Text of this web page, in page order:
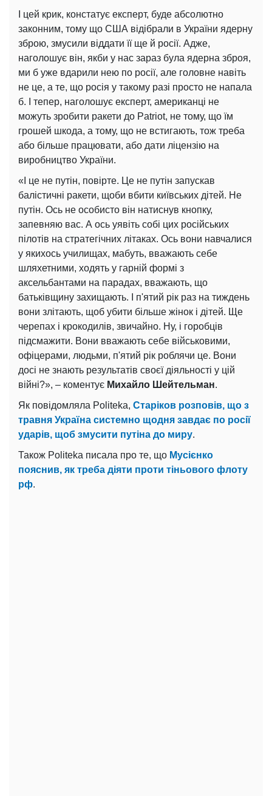
І цей крик, констатує експерт, буде абсолютно
законним, тому що США відібрали в України ядерну
зброю, змусили віддати її ще й росії. Адже,
наголошує він, якби у нас зараз була ядерна зброя,
ми б уже вдарили нею по росії, але головне навіть
не це, а те, що росія у такому разі просто не напала
б. І тепер, наголошує експерт, американці не
можуть зробити ракети до Patriot, не тому, що їм
грошей шкода, а тому, що не встигають, тож треба
або більше працювати, або дати ліцензію на
виробництво України.
«І це не путін, повірте. Це не путін запускав
балістичні ракети, щоби вбити київських дітей. Не
путін. Ось не особисто він натиснув кнопку,
запевняю вас. А ось уявіть собі цих російських
пілотів на стратегічних літаках. Ось вони навчалися
у якихось училищах, мабуть, вважають себе
шляхетними, ходять у гарній формі з
аксельбантами на парадах, вважають, що
батьківщину захищають. І п'ятий рік раз на тиждень
вони злітають, щоб убити більше жінок і дітей. Ще
черепах і крокодилів, звичайно. Ну, і горобців
підсмажити. Вони вважають себе військовими,
офіцерами, людьми, п'ятий рік роблячи це. Вони
досі не знають результатів своєї діяльності у цій
війні?», – коментує Михайло Шейтельман.
Як повідомляла Politeka, Старіков розповів, що з
травня Україна системно щодня завдає по росії
ударів, щоб змусити путіна до миру.
Також Politeka писала про те, що Мусієнко
пояснив, як треба діяти проти тіньового флоту
рф.